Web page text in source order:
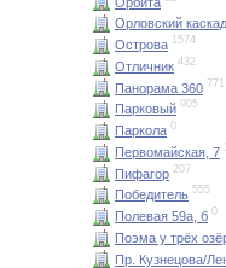
Орловский каскад
Острова 1574
Отличник 432
Панорама 360 771
Парковый 905
Паркола 0
Первомайская, 7
Пифагор 207
Победитель 555
Полевая 59а, б 0
Поэма у трёх
Пр. Кузнецова/